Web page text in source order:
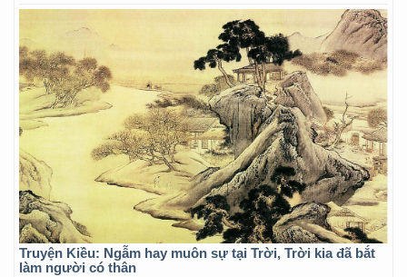
Truyện Kiều: Ngẫm hay muôn sự tại Trời, Trời kia đã bắt
làm người có thân